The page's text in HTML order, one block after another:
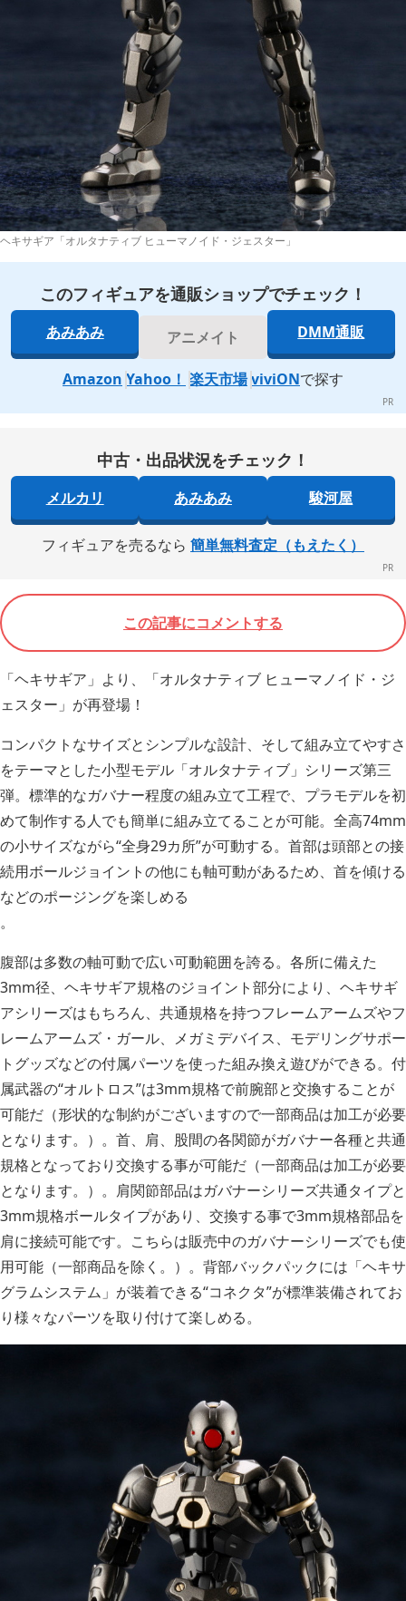
ヘキサギア「オルタナティブ ヒューマノイド・ジェスター」
このフィギュアを通販ショップでチェック！
あみあみ アニメイト DMM通販
Amazon Yahoo！ 楽天市場 viviONで探す
中古・出品状況をチェック！
メルカリ あみあみ 駿河屋
フィギュアを売るなら 簡単無料査定（もえたく）
この記事にコメントする
「ヘキサギア」より、「オルタナティブ ヒューマノイド・ジ
ェスター」が再登場！
コンパクトなサイズとシンプルな設計、そして組み立てやすさ
をテーマとした小型モデル「オルタナティブ」シリーズ第三
弾。標準的なガバナー程度の組み立て工程で、プラモデルを初
めて制作する人でも簡単に組み立てることが可能。全高74mm
の小サイズながら“全身29カ所”が可動する。首部は頭部との接
続用ボールジョイントの他にも軸可動があるため、首を傾ける
などのポージングを楽しめる
。
腹部は多数の軸可動で広い可動範囲を誇る。各所に備えた
3mm径、ヘキサギア規格のジョイント部分により、ヘキサギ
アシリーズはもちろん、共通規格を持つフレームアームズやフ
レームアームズ・ガール、メガミデバイス、モデリングサポー
トグッズなどの付属パーツを使った組み換え遊びができる。付
属武器の“オルトロス”は3mm規格で前腕部と交換することが
可能だ（形状的な制約がございますので一部商品は加工が必要
となります。）。首、肩、股間の各関節がガバナー各種と共通
規格となっており交換する事が可能だ（一部商品は加工が必要
となります。）。肩関節部品はガバナーシリーズ共通タイプと
3mm規格ボールタイプがあり、交換する事で3mm規格部品を
肩に接続可能です。こちらは販売中のガバナーシリーズでも使
用可能（一部商品を除く。）。背部バックパックには「ヘキサ
グラムシステム」が装着できる“コネクタ”が標準装備されてお
り様々なパーツを取り付けて楽しめる。